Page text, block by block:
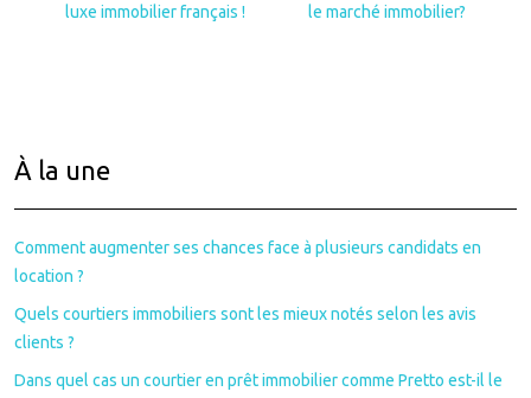
luxe immobilier français !
le marché immobilier?
À la une
Comment augmenter ses chances face à plusieurs candidats en
location ?
Quels courtiers immobiliers sont les mieux notés selon les avis
clients ?
Dans quel cas un courtier en prêt immobilier comme Pretto est-il le